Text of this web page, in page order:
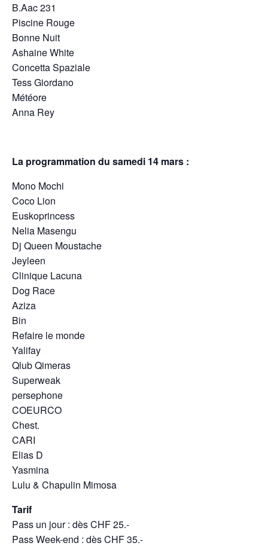
B.Aac 231
Piscine Rouge
Bonne Nuit
Ashaine White
Concetta Spaziale
Tess Giordano
Météore
Anna Rey
La programmation du samedi 14 mars :
Mono Mochi
Coco Lion
Euskoprincess
Nelia Masengu
Dj Queen Moustache
Jeyleen
Clinique Lacuna
Dog Race
Aziza
Bin
Refaire le monde
Yalifay
Qlub Qimeras
Superweak
persephone
COEURCO
Chest.
CARI
Elias D
Yasmina
Lulu & Chapulin Mimosa
Tarif
Pass un jour : dès CHF 25.-
Pass Week-end : dès CHF 35.-